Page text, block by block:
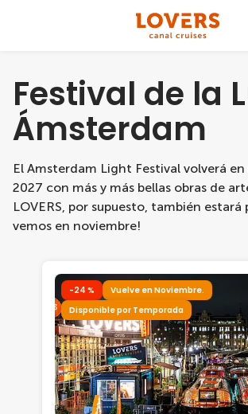
Festival de la
Ámsterdam
El Amsterdam Light Festival volverá
2027 con más y más bellas obras de
LOVERS, por supuesto, también estará
vemos en noviembre!
-24 %
Vuelve en Noviembre.
Disponible por Temporada